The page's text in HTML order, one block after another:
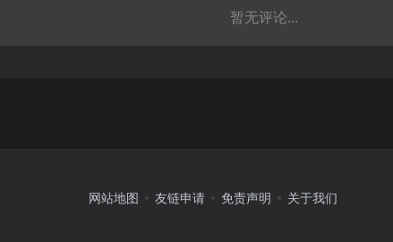
暂无评论...
网站地图 友链申请 免责声明 关于我们